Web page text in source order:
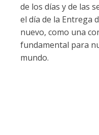
de los días y de las
el día de la Entrega
nuevo, como una
fundamental para
mundo.